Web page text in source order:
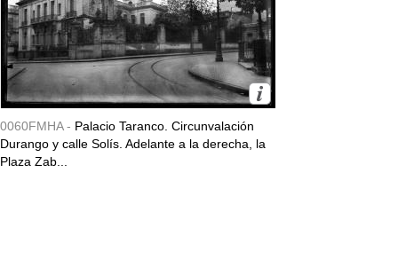
0060FMHA - Palacio Taranco. Circunvalación
Durango y calle Solís. Adelante a la derecha, la
Plaza Zab...